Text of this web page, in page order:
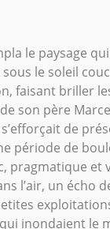
le paysage
le soleil
faisant briller
son père
de
période de
pragmatique
l’air, un écho
inondaient le